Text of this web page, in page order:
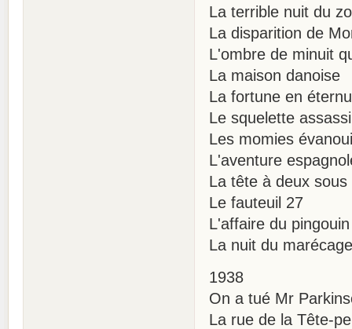
La terrible nuit du
La disparition de
L'ombre de minuit
La maison danoise
La fortune en
Le squelette
Les momies
L'aventure
La tête à deux sous
Le fauteuil 27
L'affaire du pingouin
La nuit du marécage
1938
On a tué Mr
La rue de la Tête-